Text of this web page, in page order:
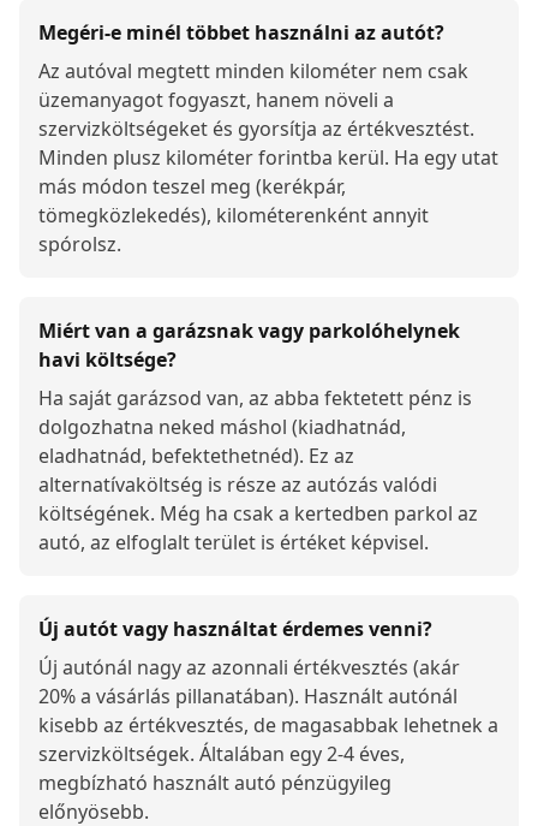
Megéri-e minél többet használni az autót?
Az autóval megtett minden kilométer nem csak
üzemanyagot fogyaszt, hanem növeli a
szervizköltségeket és gyorsítja az értékvesztést.
Minden plusz kilométer forintba kerül. Ha egy utat
más módon teszel meg (kerékpár,
tömegközlekedés), kilométerenként annyit
spórolsz.
Miért van a garázsnak vagy parkolóhelynek
havi költsége?
Ha saját garázsod van, az abba fektetett pénz is
dolgozhatna neked máshol (kiadhatnád,
eladhatnád, befektethetnéd). Ez az
alternatívaköltség is része az autózás valódi
költségének. Még ha csak a kertedben parkol az
autó, az elfoglalt terület is értéket képvisel.
Új autót vagy használtat érdemes venni?
Új autónál nagy az azonnali értékvesztés (akár
20% a vásárlás pillanatában). Használt autónál
kisebb az értékvesztés, de magasabbak lehetnek a
szervizköltségek. Általában egy 2-4 éves,
megbízható használt autó pénzügyileg
előnyösebb.